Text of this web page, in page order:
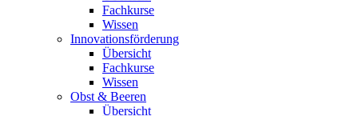
Fachkurse
Wissen
Innovationsförderung
Übersicht
Fachkurse
Wissen
Obst & Beeren
Übersicht